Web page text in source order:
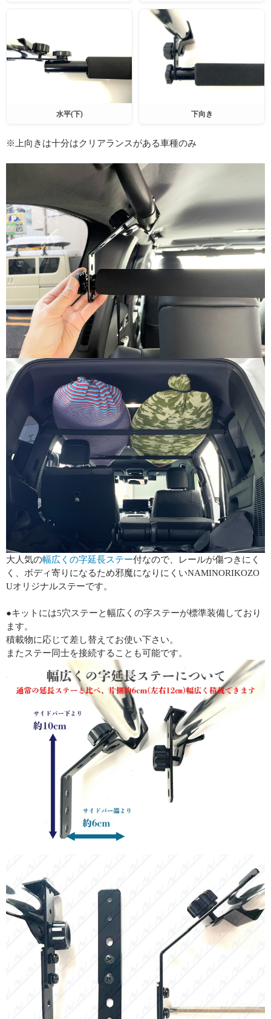
水平(下) 下向き
※上向きは十分はクリアランスがある車種のみ
大人気の幅広くの字延長ステー付なので、レールが傷つきにく
く、ボディ寄りになるため邪魔になりにくいNAMINORIKOZO
Uオリジナルステーです。
●キットには5穴ステーと幅広くの字ステーが標準装備しており
ます。
積載物に応じて差し替えてお使い下さい。
またステー同士を接続することも可能です。